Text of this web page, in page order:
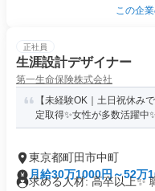
この企
正社員
生涯設計デザイナー
第一生命保険株式会社
【未経験OK｜土日祝休み
定取得✨女性が多数活躍中
東京都町田市中町
月給30万1000円～52万
求める人材: 高卒以上✨